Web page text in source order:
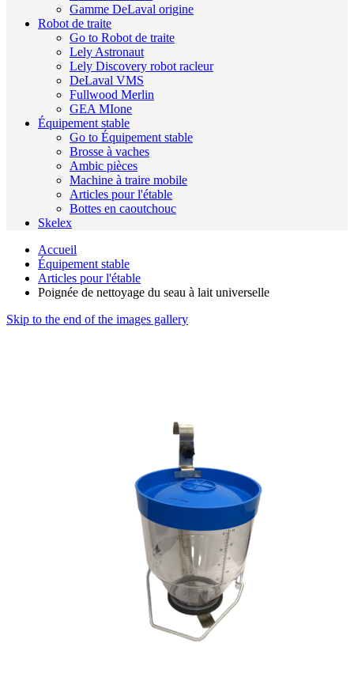
Gamme DeLaval origine
Robot de traite
Go to Robot de traite
Lely Astronaut
Lely Discovery robot racleur
DeLaval VMS
Fullwood Merlin
GEA MIone
Équipement stable
Go to Équipement stable
Brosse à vaches
Ambic pièces
Machine à traire mobile
Articles pour l'étable
Bottes en caoutchouc
Skelex
Accueil
Équipement stable
Articles pour l'étable
Poignée de nettoyage du seau à lait universelle
Skip to the end of the images gallery